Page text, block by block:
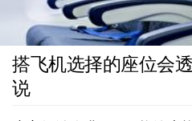
搭飞机选择的座位会
说